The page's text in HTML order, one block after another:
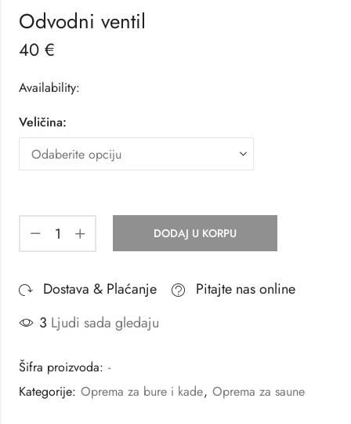
Odvodni ventil
40 €
Availability:
Veličina:
DODAJ U KORPU
Dostava & Plaćanje
Pitajte nas online
3 Ljudi sada gledaju
Šifra proizvoda: -
Kategorije: Oprema za bure i kade, Oprema za saune